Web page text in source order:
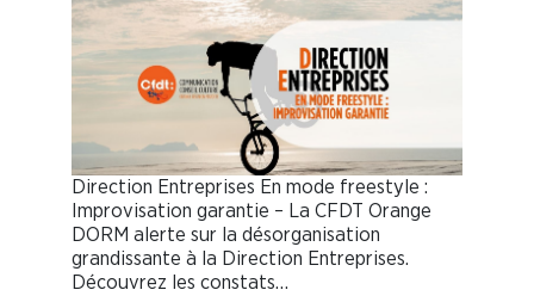
Direction Entreprises En mode freestyle :
Improvisation garantie – La CFDT Orange
DORM alerte sur la désorganisation
grandissante à la Direction Entreprises.
Découvrez les constats…